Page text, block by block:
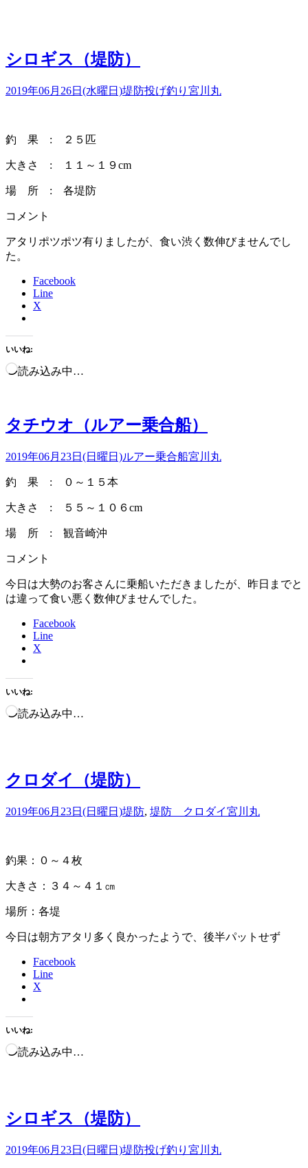
シロギス（堤防）
2019年06月26日(水曜日)堤防投げ釣り 宮川丸
釣 果 : ２５匹
大きさ : １１～１９cm
場 所 : 各堤防
コメント
アタリポツポツ有りましたが、食い渋く数伸びませんでし
た。
Facebook
Line
X
いいね:
読み込み中…
タチウオ（ルアー乗合船）
2019年06月23日(日曜日)ルアー乗合船宮川丸
釣 果 : ０～１５本
大きさ : ５５～１０６cm
場 所 : 観音崎沖
コメント
今日は大勢のお客さんに乗船いただきましたが、昨日までと
は違って食い悪く数伸びませんでした。
Facebook
Line
X
いいね:
読み込み中…
クロダイ（堤防）
2019年06月23日(日曜日)堤防, 堤防 クロダイ宮川丸
釣果：０～４枚
大きさ：３４～４１㎝
場所：各堤
今日は朝方アタリ多く良かったようで、後半パットせず
Facebook
Line
X
いいね:
読み込み中…
シロギス（堤防）
2019年06月23日(日曜日)堤防投げ釣り 宮川丸